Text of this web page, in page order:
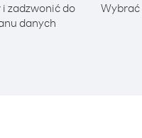
zadzwonić do
danych
Wybrać